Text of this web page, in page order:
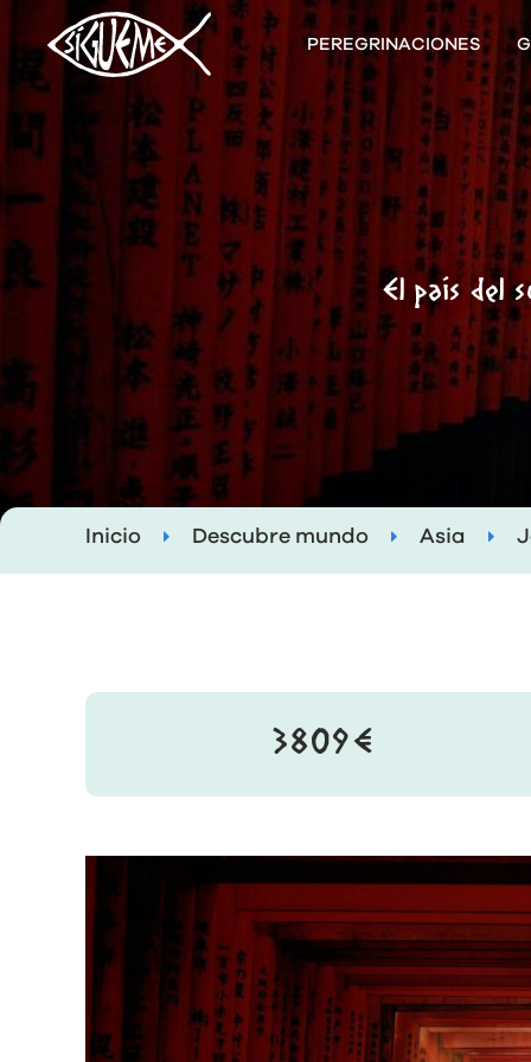
PEREGRINACIONES
El país del
Inicio Descubre mundo Asia
3809€